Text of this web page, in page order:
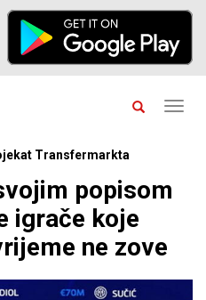
Transfermarkta
popisom
igrače koje
ne zove